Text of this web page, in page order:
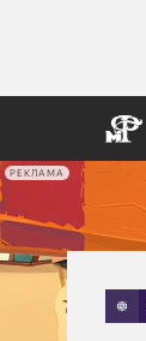
РЕКЛАМА